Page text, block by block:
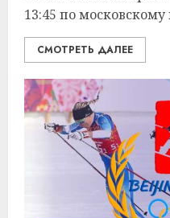
13:45 по
СМОТРЕТЬ ДАЛЕЕ